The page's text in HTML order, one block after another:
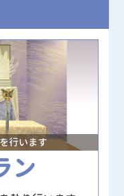
行います
ン